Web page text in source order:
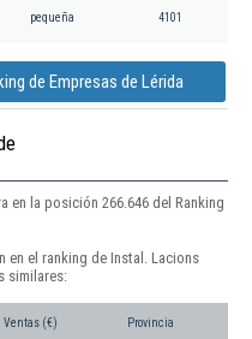
pequeña 4101
de Empresas de Lérida
en la posición 266.646 del Ranking
el ranking de Instal. Lacions
similares:
Ventas (€) Provincia